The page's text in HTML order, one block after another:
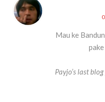
Mau ke
Payjo’s last blog